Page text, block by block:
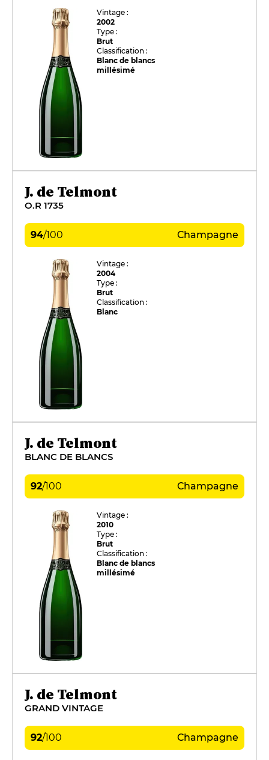
Vintage :
2002
Type :
Brut
Classification :
Blanc de blancs
millésimé
J. de Telmont
O.R 1735
94/100 Champagne
Vintage :
2004
Type :
Brut
Classification :
Blanc
J. de Telmont
BLANC DE BLANCS
92/100 Champagne
Vintage :
2010
Type :
Brut
Classification :
Blanc de blancs
millésimé
J. de Telmont
GRAND VINTAGE
92/100 Champagne